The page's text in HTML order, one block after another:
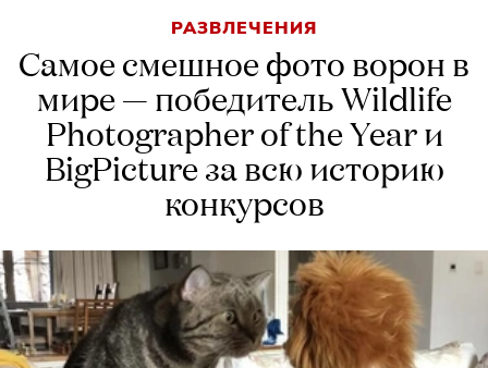
РАЗВЛЕЧЕНИЯ
Самое смешное фото ворон в
мире — победитель Wildlife
Photographer of the Year и
BigPicture за всю историю
конкурсов